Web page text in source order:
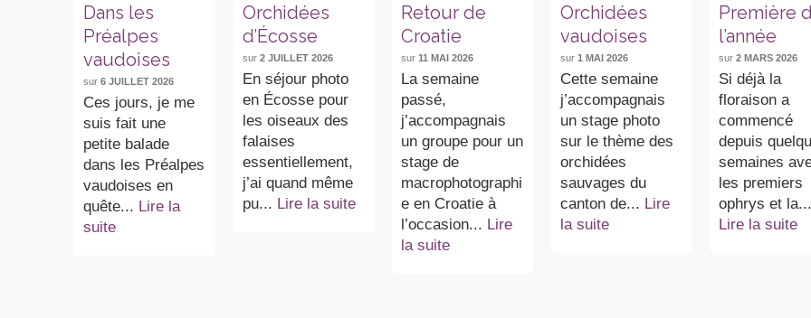
Dans les
Préalpes
vaudoises
sur6 JUILLET 2026
Ces jours, je me
suis fait une
petite balade
dans les Préalpes
vaudoises en
quête... Lire la
suite
Orchidées
d’Écosse
sur 2 JUILLET 2026
En séjour photo
en Écosse pour
les oiseaux des
falaises
essentiellement,
j’ai quand même
pu... Lire la suite
Retour de
Croatie
sur11 MAI 2026
La semaine
passé,
j’accompagnais
un groupe pour un
stage de
macrophotographi
e en Croatie à
l’occasion... Lire
la suite
Orchidées
vaudoises
sur 1 MAI 2026
Cette semaine
j’accompagnais
un stage photo
sur le thème des
orchidées
sauvages du
canton de... Lire
la suite
Première
l’année
sur 2 MARS 2026
Si déjà la
floraison a
commencé
depuis
semaines
les premiers
ophrys et la...
Lire la suite